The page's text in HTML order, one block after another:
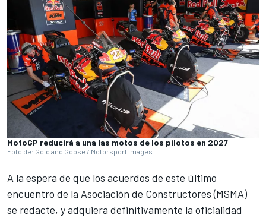
MotoGP reducirá a una las motos de los pilotos en 2027
Foto de: Gold and Goose / Motorsport Images
A la espera de que los acuerdos de este último
encuentro de la Asociación de Constructores (MSMA)
se redacte, y adquiera definitivamente la oficialidad